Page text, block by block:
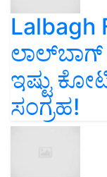
Lalbagh
ಲಾಲ್‌ಬಾಗ್
ಇಷ್ಟು
ಸಂಗ್ರಹ!